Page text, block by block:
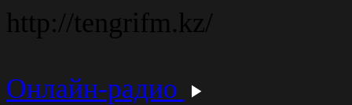
http://tengrifm.kz/
Онлайн-радио